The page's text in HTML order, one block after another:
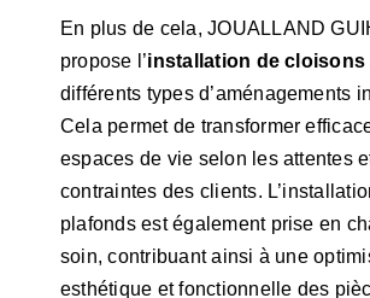
En plus de cela, JOUALLAND
propose l’installation de cloisons
différents types d’aménagements
Cela permet de transformer
espaces de vie selon les attentes
contraintes des clients.
plafonds est également prise en
soin, contribuant ainsi à une
esthétique et fonctionnelle des